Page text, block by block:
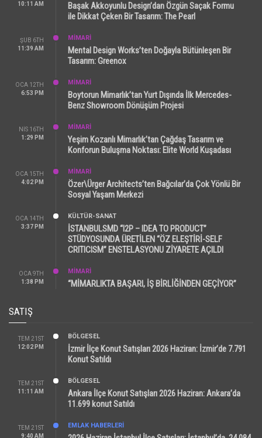
10:11 AM
Başak Akkoyunlu Design’dan Özgün Saçak Formu
ile Dikkat Çeken Bir Tasarım: The Pearl
ŞUB 6TH
11:39 AM
MİMARİ
Mental Design Works’ten Doğayla Bütünleşen Bir
Tasarım: Greenox
OCA 12TH
6:53 PM
MİMARİ
Boytorun Mimarlık’tan Yurt Dışında İlk Mercedes-
Benz Showroom Dönüşüm Projesi
NIS 16TH
1:29 PM
MİMARİ
Yeşim Kozanlı Mimarlık’tan Çağdaş Tasarım ve
Konforun Buluşma Noktası: Elite World Kuşadası
OCA 15TH
4:02 PM
MİMARİ
Özer\Ürger Architects’ten Bağcılar’da Çok Yönlü Bir
Sosyal Yaşam Merkezi
OCA 14TH
3:37 PM
KÜLTÜR-SANAT
İSTANBULSMD “I2P – IDEA TO PRODUCT”
STÜDYOSUNDA ÜRETİLEN “ÖZ ELEŞTİRİ-SELF
CRITICISM” ENSTELASYONU ZİYARETE AÇILDI
OCA 9TH
1:38 PM
MİMARİ
“MİMARLIKTA BAŞARI, İŞ BİRLİĞİNDEN GEÇİYOR”
SATIŞ
TEM 21ST
12:02 PM
BÖLGESEL
İzmir İlçe Konut Satışları 2026 Haziran: İzmir’de 7.791
Konut Satıldı
TEM 21ST
11:11 AM
BÖLGESEL
Ankara İlçe Konut Satışları 2026 Haziran: Ankara’da
11.699 konut Satıldı
TEM 21ST
9:40 AM
EMLAK HABERLERI